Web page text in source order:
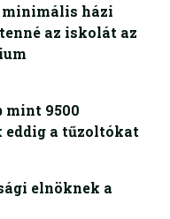
minimális házi
az iskolát az
mint 9500
eddig a tűzoltókat
elnöknek a